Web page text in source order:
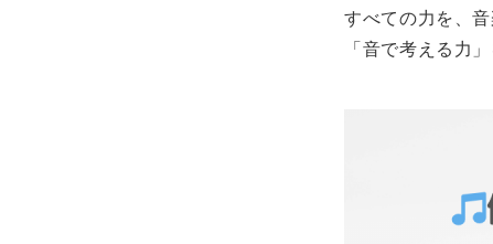
すべての力を、
「音で考える力